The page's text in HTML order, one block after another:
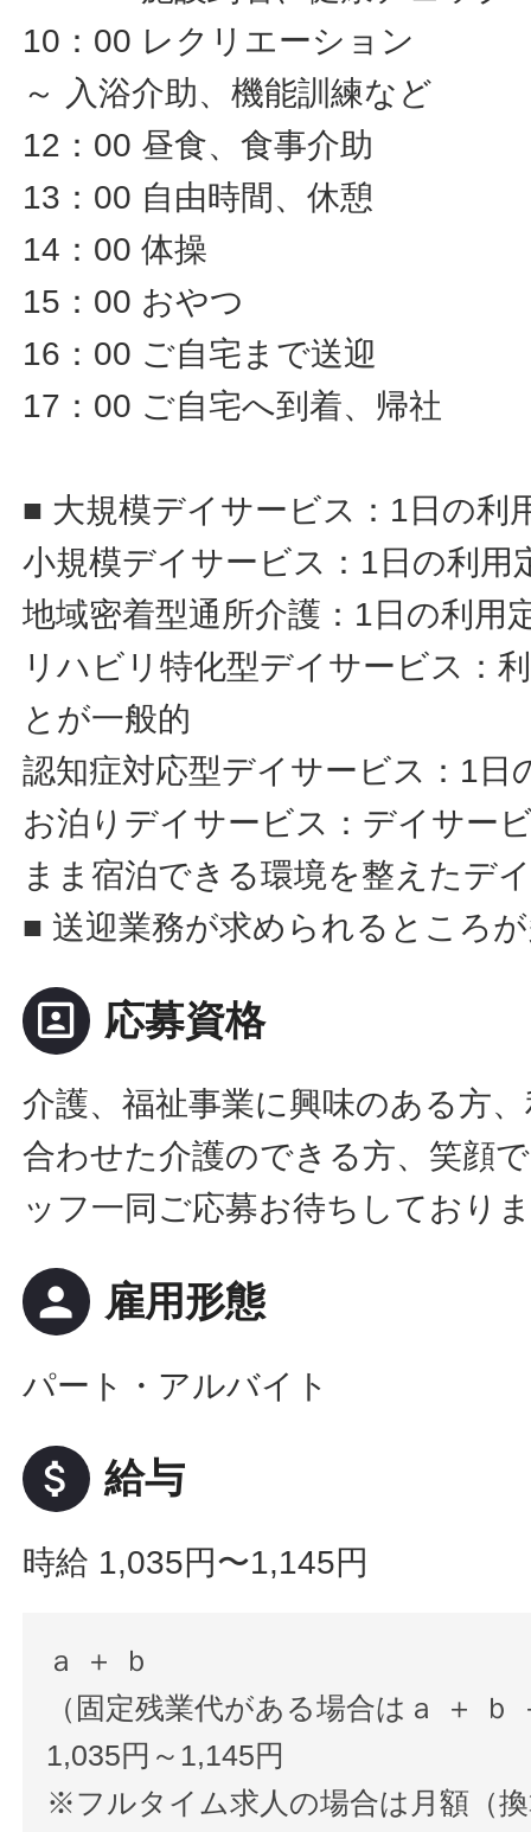
10：00 レクリエーション
～ 入浴介助、機能訓練など
12：00 昼食、食事介助
13：00 自由時間、休憩
14：00 体操
15：00 おやつ
16：00 ご自宅まで送迎
17：00 ご自宅へ到着、帰社
■ 大規模デイサービス：1日の利
小規模デイサービス：1日の利用
地域密着型通所介護：1日の利用
リハビリ特化型デイサービス：
とが一般的
認知症対応型デイサービス：1日
お泊りデイサービス：デイサー
まま宿泊できる環境を整えたデ
■ 送迎業務が求められるところ
portrait 応募資格
介護、福祉事業に興味のある方
合わせた介護のできる方、笑顔
ッフ一同ご応募お待ちしており
person 雇用形態
パート・アルバイト
attach_money 給与
時給 1,035円〜1,145円
ａ ＋ ｂ
（固定残業代がある場合はａ ＋ ｂ
1,035円～1,145円
※フルタイム求人の場合は月額（